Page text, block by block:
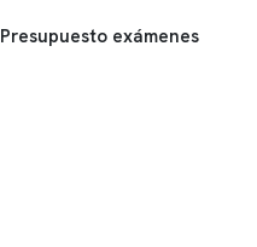
Presupuesto exámenes